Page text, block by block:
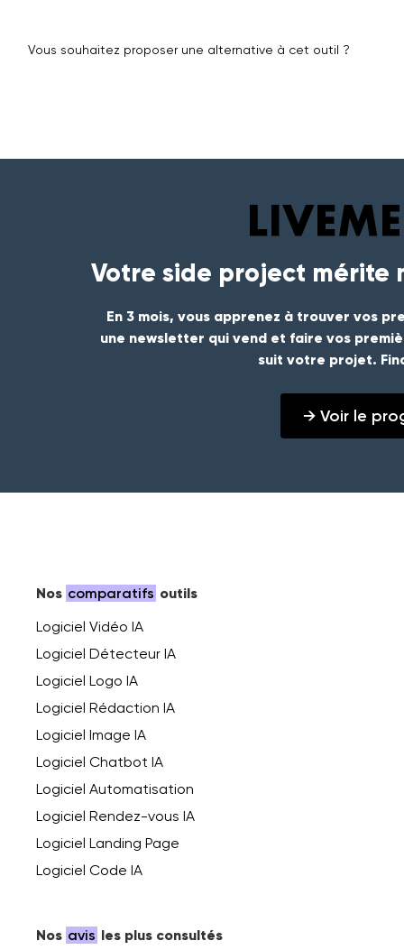
Vous souhaitez proposer une alternative à cet outil ?
Votre side project mérite
En 3 mois, vous apprenez à trouver vos
une newsletter qui vend et faire vos
suit votre projet.
→ Voir le
Nos comparatifs outils
Logiciel Vidéo IA
Logiciel Détecteur IA
Logiciel Logo IA
Logiciel Rédaction IA
Logiciel Image IA
Logiciel Chatbot IA
Logiciel Automatisation
Logiciel Rendez-vous IA
Logiciel Landing Page
Logiciel Code IA
Nos avis les plus consultés